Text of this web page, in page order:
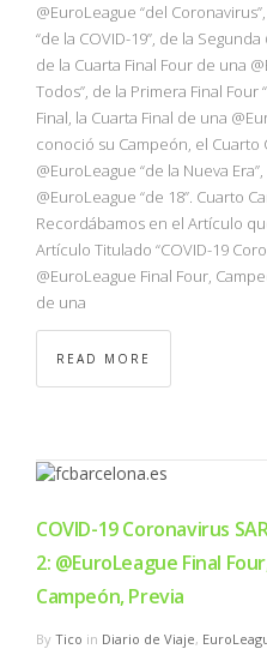
@EuroLeague “del
“de la COVID-19”, de la Segunda
de la Cuarta Final Four de una
Todos”, de la Primera Final
Final, la Cuarta Final de una
conoció su Campeón, el Cuarto
@EuroLeague “de la Nueva
@EuroLeague “de 18”. Cuarto
Recordábamos en el Artículo
Artículo Titulado “COVID-19
@EuroLeague Final Four,
de una
READ MORE
COVID-19 Coronavirus
2: @EuroLeague Final
Campeón, Previa
By Tico in Diario de Viaje,